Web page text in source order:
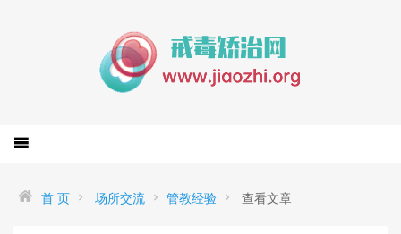
首 页 场所交流 管教经验 查看文章